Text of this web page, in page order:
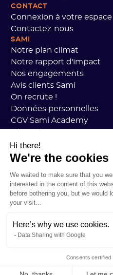
CONTACT
Connexion à votre espace
Contactez-nous
SAMI
Notre plan climat
Notre rapport d'impact
Nos engagements
Avis clients Sami
On recrute !
Données personnelles
CGV Sami Academy
État des services
Mentions légales
Plan Carbone Général
Open Carbon Practice
Témoignages clients
Tout comprendre au bilan
Tout comprendre aux
Tout comprendre à la
Hi there!
We're the cookies
We waited to make sure that you
interested in the content of this
before bothering you, but we would
your visit...
Here’s why we use cookies.
Data Sharing with Google
Consents certified